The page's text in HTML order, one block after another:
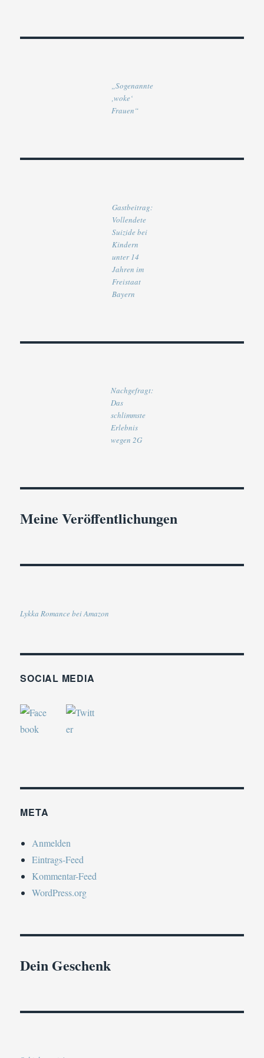
„Sogenannte
‚woke‘
Frauen“
Gastbeitrag:
Vollendete
Suizide bei
Kindern
unter 14
Jahren im
Freistaat
Bayern
Nachgefragt:
Das
schlimmste
Erlebnis
wegen 2G
Meine Veröffentlichungen
Lykka Romance bei Amazon
SOCIAL MEDIA
META
Anmelden
Eintrags-Feed
Kommentar-Feed
WordPress.org
Dein Geschenk